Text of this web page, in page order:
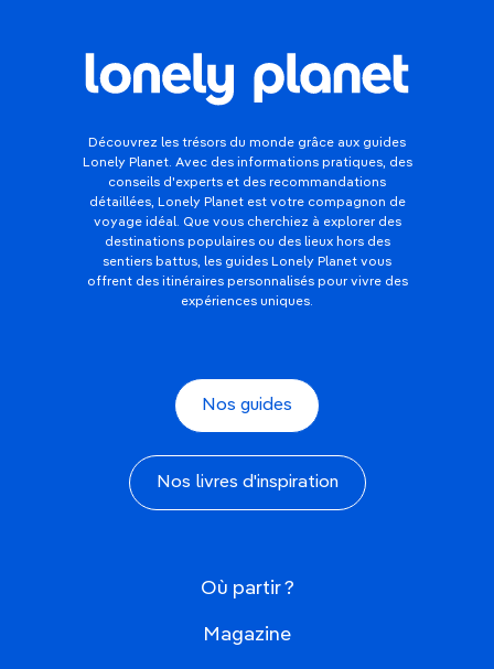
Découvrez les trésors du monde grâce aux guides
Lonely Planet. Avec des informations pratiques, des
conseils d'experts et des recommandations
détaillées, Lonely Planet est votre compagnon de
voyage idéal. Que vous cherchiez à explorer des
destinations populaires ou des lieux hors des
sentiers battus, les guides Lonely Planet vous
offrent des itinéraires personnalisés pour vivre des
expériences uniques.
Nos guides
Nos livres d'inspiration
Où partir ?
Magazine